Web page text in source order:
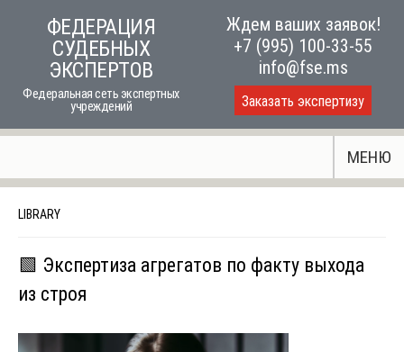
ФЕДЕРАЦИЯ
СУДЕБНЫХ
ЭКСПЕРТОВ
Федеральная сеть экспертных
учреждений
Ждем ваших заявок!
+7 (995) 100-33-55
info@fse.ms
Заказать экспертизу
МЕНЮ
LIBRARY
🟩 Экспертиза агрегатов по факту выхода
из строя